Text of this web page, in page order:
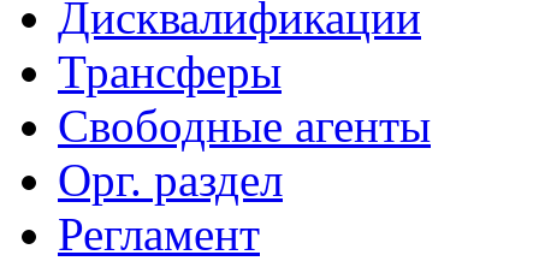
Дисквалификации
Трансферы
Свободные агенты
Орг. раздел
Регламент